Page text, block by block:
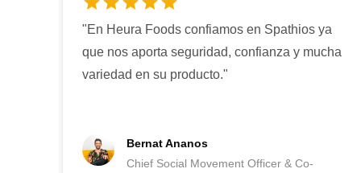
"En Heura Foods confiamos en Spathios ya
que nos aporta seguridad, confianza y mucha
variedad en su producto."
Bernat Ananos
Chief Social Movement Officer & Co-